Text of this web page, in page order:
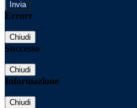
Errore
Chiudi
Successo
Chiudi
Informazione
Chiudi